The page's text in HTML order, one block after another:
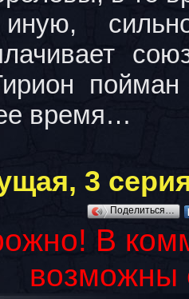
время…
3
Поделиться…
В
возможны